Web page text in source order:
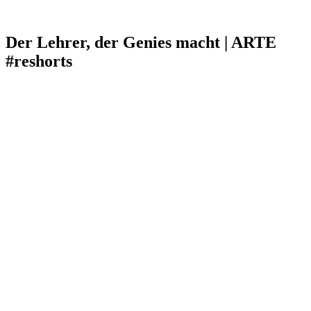
Der Lehrer, der Genies macht | ARTE
#reshorts